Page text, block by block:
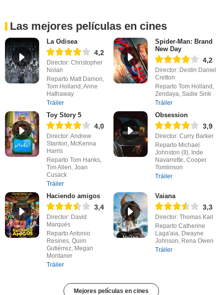
Las mejores películas en cines
La Odisea
4,2
Director: Christopher
Nolan
Reparto Matt Damon,
Tom Holland, Anne
Hathaway
Tráiler
Spider-Man: Brand
New Day
4,2
Director: Destin Daniel
Cretton
Reparto Tom Holland,
Zendaya, Sadie Sink
Tráiler
Toy Story 5
4,0
Director: Andrew
Stanton, McKenna
Harris
Reparto Tom Hanks,
Tim Allen, Joan
Cusack
Tráiler
Obsession
3,9
Director: Curry Barker
Reparto Michael
Johnston (II), Inde
Navarrette, Cooper
Tomlinson
Tráiler
Haciendo amigos
3,4
Director: David
Marqués
Reparto Antonio
Resines, Quim
Gutiérrez, Megan
Montaner
Tráiler
Vaiana
3,3
Director: Thomas Kail
Reparto Catherine
Laga'aia, Dwayne
Johnson, Rena Owen
Tráiler
Mejores películas en cines